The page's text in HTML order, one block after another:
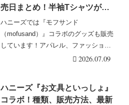
売日まとめ！半袖Tシャツが
2026年夏に新発売！店頭、オ
ンラインも！店頭、オンライン
も？
ハニーズでは『モフサンド
（mofusand）』コラボのグッズも販売
しています！アパレル、ファッション
雑貨なども続々発売！・・・続きを読
2026.07.09
ハニーズ『お文具といっしょ』
コラボ！種類、販売方法、最新